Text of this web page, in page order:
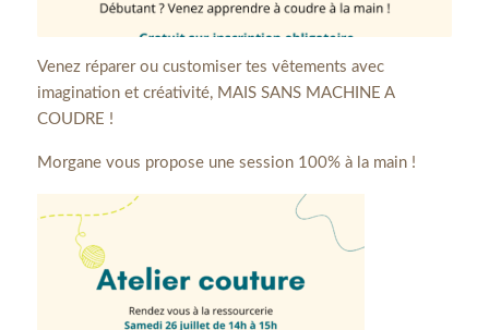
Venez réparer ou customiser tes vêtements avec
imagination et créativité, MAIS SANS MACHINE A
COUDRE !
Morgane vous propose une session 100% à la main !